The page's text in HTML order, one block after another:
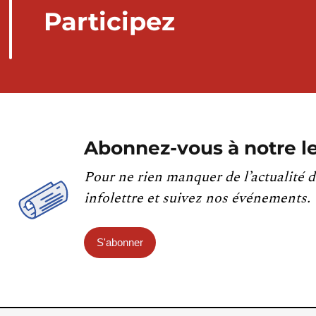
Participez
Abonnez-vous à notre
Pour ne rien manquer de l’actualité
infolettre et suivez nos événements.
S'abonner